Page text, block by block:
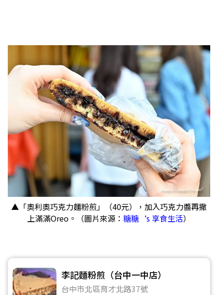
▲「奧利奧巧克力麵粉煎」（40元），加入巧克力醬再撒
上滿滿Oreo。（圖片來源： 糖糖‘s 享食生活）
李記麵粉煎（台中一中店）
台中市北區育才北路37號